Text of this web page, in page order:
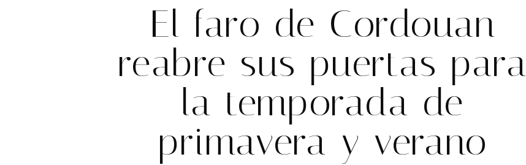
El faro de Cordouan
reabre sus puertas para
la temporada de
primavera y verano